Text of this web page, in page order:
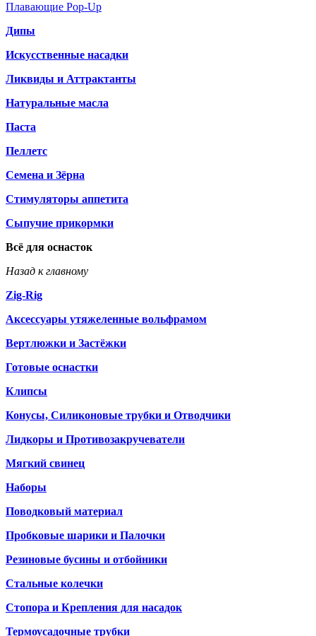
Плавающие Pop-Up
Дипы
Искусственные насадки
Ликвиды и Аттрактанты
Натуральные масла
Паста
Пеллетс
Семена и Зёрна
Стимуляторы аппетита
Сыпучие прикормки
Всё для оснасток
Назад к главному
Zig-Rig
Аксессуары утяжеленные вольфрамом
Вертлюжки и Застёжки
Готовые оснастки
Клипсы
Конусы, Силиконовые трубки и Отводчики
Лидкоры и Противозакручеватели
Мягкий свинец
Наборы
Поводковый материал
Пробковые шарики и Палочки
Резиновые бусины и отбойники
Стальные колечки
Стопора и Крепления для насадок
Термоусадочные трубки